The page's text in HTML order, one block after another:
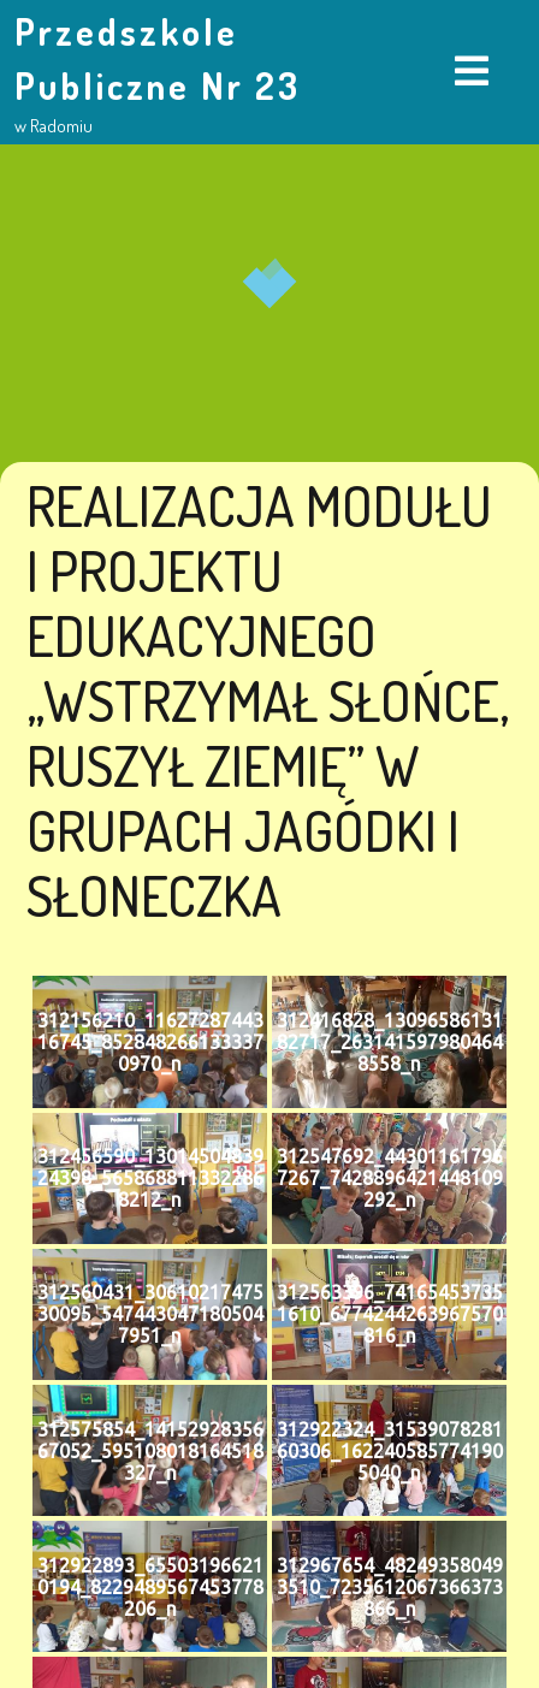
Przedszkole
Publiczne Nr 23
w Radomiu
REALIZACJA MODUŁU
I PROJEKTU
EDUKACYJNEGO
„WSTRZYMAŁ SŁOŃCE,
RUSZYŁ ZIEMIĘ” W
GRUPACH JAGÓDKI I
SŁONECZKA
312156210_11627287443
16745_852848266133337
0970_n
312416828_13096586131
82717_263141597980464
8558_n
312456590_13014504839
24398_565868811332286
8212_n
312547692_44301161796
7267_7428896421448109
292_n
312560431_30610217475
30095_547443047180504
7951_n
312563396_74165453735
1610_6774244263967570
816_n
312575854_14152928356
67052_595108018164518
327_n
312922324_31539078281
60306_162240585774190
5040_n
312922893_65503196621
0194_8229489567453778
206_n
312967654_48249358049
3510_7235612067366373
866_n